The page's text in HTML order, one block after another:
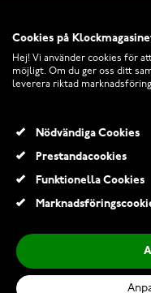
© 2026
Cookies på
Hej! Vi använder cookies för
möjligt. Om du ger oss ditt
leverera riktad
Nödvändiga Cookies
Prestandacookies
Funktionella Cookies